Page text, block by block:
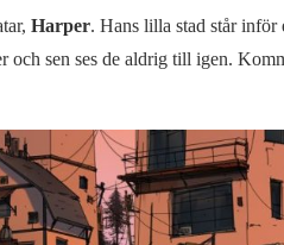
Harper. Hans lilla stad står inför
och sen ses de aldrig till igen.